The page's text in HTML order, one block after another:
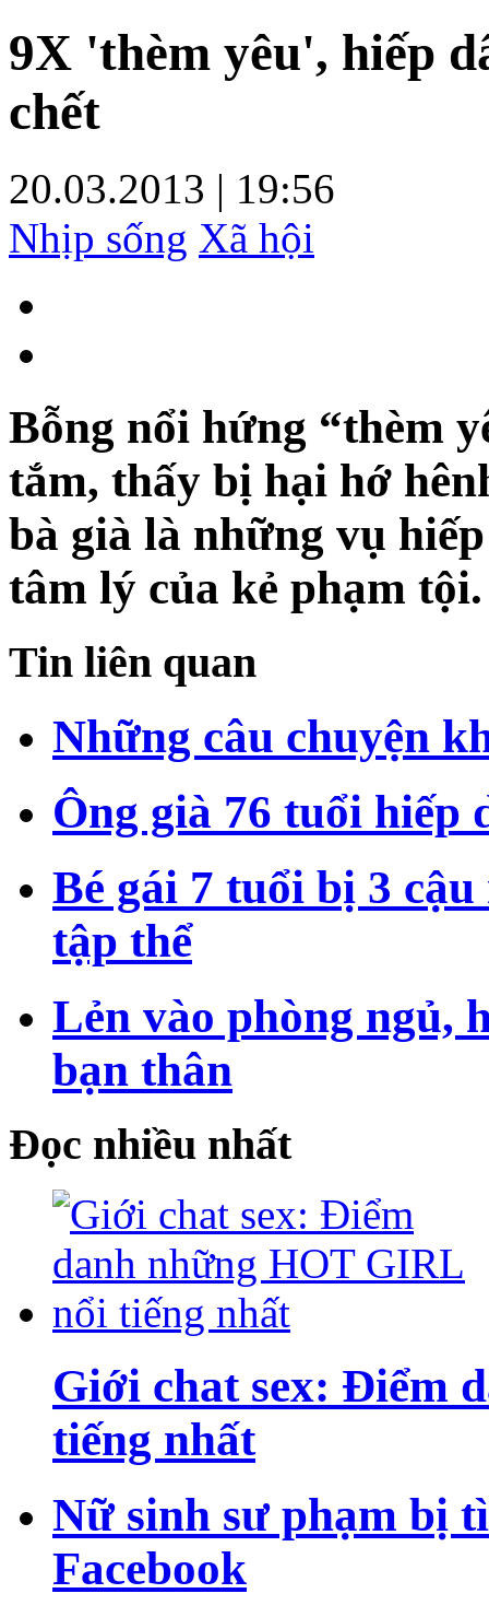
9X 'thèm yêu', hiếp
chết
20.03.2013 | 19:56
Nhịp sống Xã hội
Bỗng nổi hứng “thèm
tắm, thấy bị hại hớ
bà già là những vụ
tâm lý của kẻ phạm tội.
Tin liên quan
Những câu chuyện
Ông già 76 tuổi hiếp
Bé gái 7 tuổi bị 3
tập thể
Lẻn vào phòng ngủ,
bạn thân
Đọc nhiều nhất
Giới chat sex: Điểm
tiếng nhất
Nữ sinh sư phạm bị
Facebook